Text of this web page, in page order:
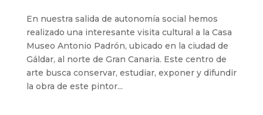
En nuestra salida de autonomía social hemos
realizado una interesante visita cultural a la Casa
Museo Antonio Padrón, ubicado en la ciudad de
Gáldar, al norte de Gran Canaria. Este centro de
arte busca conservar, estudiar, exponer y difundir
la obra de este pintor...